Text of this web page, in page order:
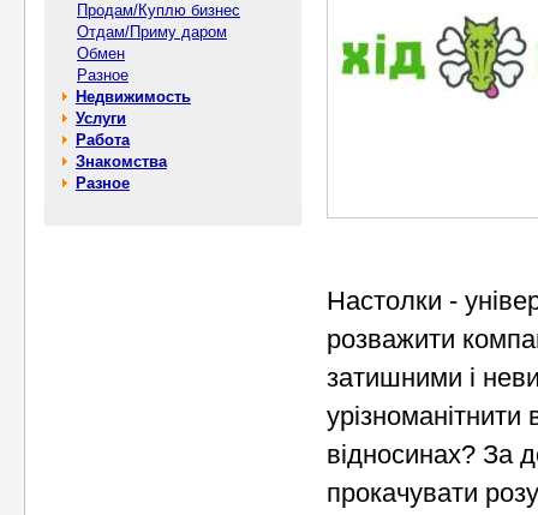
Продам/Куплю бизнес
Отдам/Приму даром
Обмен
Разное
Недвижимость
Услуги
Работа
Знакомства
Разное
Настолки -
розважити
затишними і
відносинах? За
прокачувати